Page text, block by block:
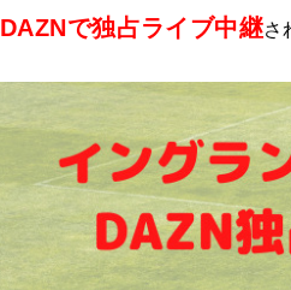
DAZNで独占ライブ中継さ